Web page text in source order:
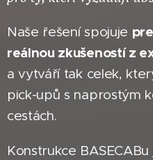
Naše řešení spojuje
reálnou zkušeností z
a vytváří tak celek,
pick-upů s naprostým
cestách.
Konstrukce BASECABu